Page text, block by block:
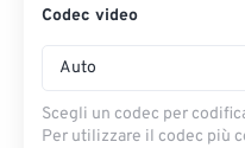
Codec video
Auto
Scegli un codec per
Per utilizzare il codec più